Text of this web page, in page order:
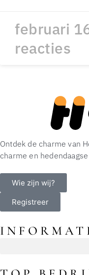
februari
reacties
Ontdek de charme van
charme en
Wie zijn wij?
Registreer